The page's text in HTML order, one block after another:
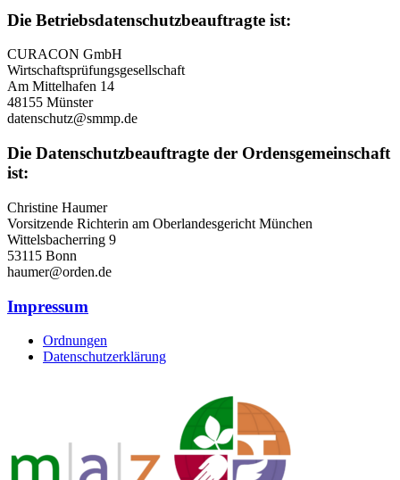
Die Betriebsdatenschutzbeauftragte ist:
CURACON GmbH
Wirtschaftsprüfungsgesellschaft
Am Mittelhafen 14
48155 Münster
datenschutz@smmp.de
Die Datenschutzbeauftragte der Ordensgemeinschaft
ist:
Christine Haumer
Vorsitzende Richterin am Oberlandesgericht München
Wittelsbacherring 9
53115 Bonn
haumer@orden.de
Impressum
Ordnungen
Datenschutzerklärung